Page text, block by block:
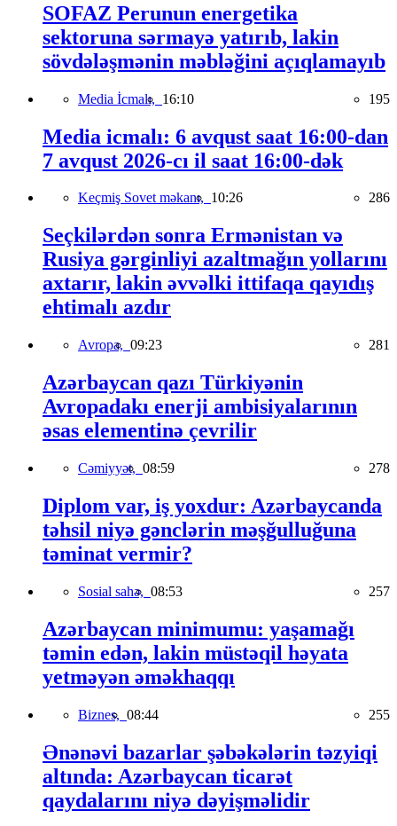
SOFAZ Perunun energetika
sektoruna sərmayə yatırıb, lakin
sövdələşmənin məbləğini açıqlamayıb
Media İcmalı, 16:10 195
Media icmalı: 6 avqust saat 16:00-dan
7 avqust 2026-cı il saat 16:00-dək
Keçmiş Sovet məkanı, 10:26 286
Seçkilərdən sonra Ermənistan və
Rusiya gərginliyi azaltmağın yollarını
axtarır, lakin əvvəlki ittifaqa qayıdış
ehtimalı azdır
Avropa, 09:23 281
Azərbaycan qazı Türkiyənin
Avropadakı enerji ambisiyalarının
əsas elementinə çevrilir
Cəmiyyət, 08:59 278
Diplom var, iş yoxdur: Azərbaycanda
təhsil niyə gənclərin məşğulluğuna
təminat vermir?
Sosial sahə, 08:53 257
Azərbaycan minimumu: yaşamağı
təmin edən, lakin müstəqil həyata
yetməyən əməkhaqqı
Biznes, 08:44 255
Ənənəvi bazarlar şəbəkələrin təzyiqi
altında: Azərbaycan ticarət
qaydalarını niyə dəyişməlidir